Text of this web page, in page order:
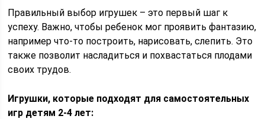
Правильный выбор игрушек – это первый шаг к
успеху. Важно, чтобы ребенок мог проявить фантазию,
например что-то построить, нарисовать, слепить. Это
также позволит насладиться и похвастаться плодами
своих трудов.
Игрушки, которые подходят для самостоятельных
игр детям 2-4 лет: